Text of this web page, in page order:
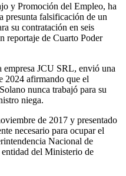
y Promoción del Empleo, ha
presunta falsificación de un
su contratación en seis
reportaje de Cuarto Poder
empresa JCU SRL, envió una
2024 afirmando que el
nunca trabajó para su
niega.
de 2017 y presentado
necesario para ocupar el
Nacional de
del Ministerio de